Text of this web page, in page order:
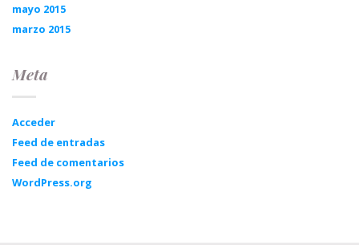
mayo 2015
marzo 2015
Meta
Acceder
Feed de entradas
Feed de comentarios
WordPress.org